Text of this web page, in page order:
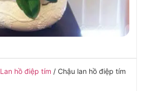
Lan hồ điệp tím / Chậu lan hồ điệp tím